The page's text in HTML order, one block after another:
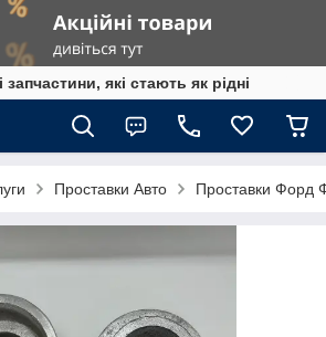
які стають як рідні
Проставки Авто Проставки Форд